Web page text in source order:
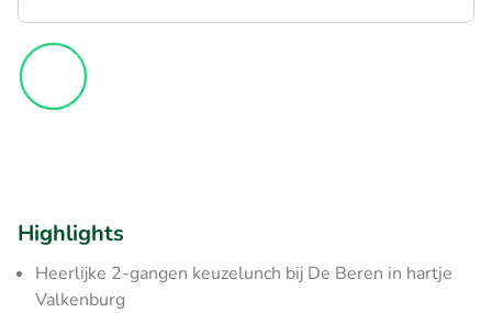
Highlights
Heerlijke 2-gangen keuzelunch bij De Beren in hartje
Valkenburg